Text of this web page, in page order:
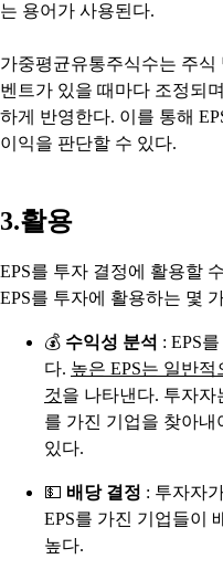
는 용어가 사용된다.
가중평균유통주식수는 주식
벤트가 있을 때마다 조정되
하게 반영한다. 이를 통해
이익을 판단할 수 있다.
3.활용
EPS를 투자 결정에 활용할
EPS를 투자에 활용하는 몇
💰 수익성 분석 : EPS
다. 높은 EPS는 일반
것을 나타낸다. 투자자
를 가진 기업을 찾아
있다.
💵 배당 결정 : 투자자
EPS를 가진 기업들이
높다.